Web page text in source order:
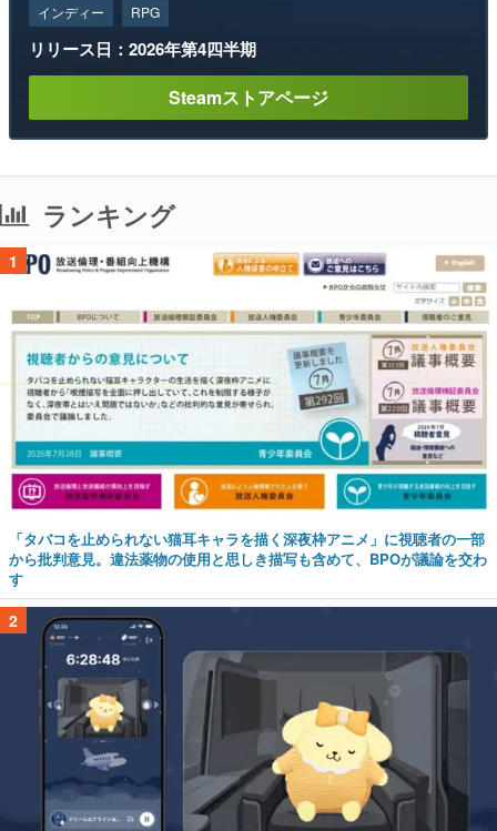
インディー RPG
リリース日：2026年第4四半期
Steamストアページ
ランキング
1
「タバコを止められない猫耳キャラを描く深夜枠アニメ」に視聴者の一部
から批判意見。違法薬物の使用と思しき描写も含めて、BPOが議論を交わ
す
2